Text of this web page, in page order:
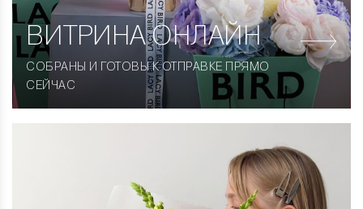
ВИТРИНАОНЛАЙН
СОБРАНЫ И ГОТОВЫ К ОТПРАВКЕ ПРЯМО
СЕЙЧАС